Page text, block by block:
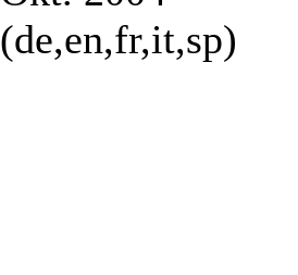
(de,en,fr,it,sp)